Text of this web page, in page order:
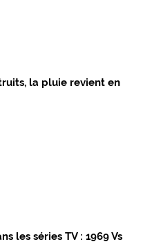
la pluie revient en
les séries TV : 1969 Vs